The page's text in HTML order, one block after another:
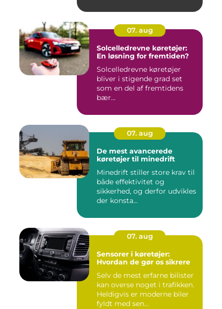
07. aug
Solcelledrevne køretøjer:
En løsning for fremtiden?
Solcelledrevne køretøjer
bliver i stigende grad set
som en del af fremtidens
bær...
07. aug
De mest avancerede
køretøjer til minedrift
Minedrift stiller store krav til
både effektivitet og
sikkerhed, og derfor udvikles
der konsta...
07. aug
Sensorer i køretøjer:
Hvordan de gør os sikrere
Selv de mest erfarne bilister
kan overse noget i trafikken.
Heldigvis er moderne biler
fyldt med sen...